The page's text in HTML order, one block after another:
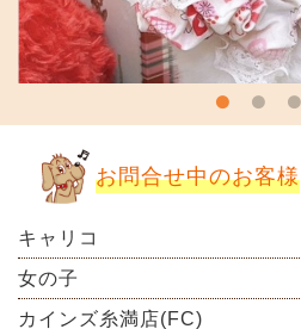
お問合せ中のお客様
キャリコ
女の子
カインズ糸満店(FC)